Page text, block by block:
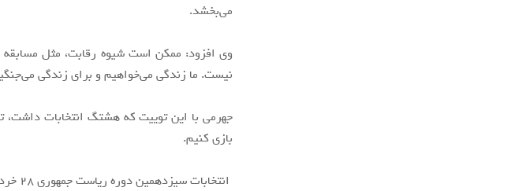
می‌بخشد.
‏وی افزود: ممکن است شیوه رقابت، مثل مسابقه
نیست. ما زندگی می‌خواهیم و برای زندگی
‏جهرمی با این توییت که هشتگ انتخابات داشت،
بازی کنیم.
انتخابات سیزدهمین دوره ریاست جمهوری ۲۸ خرداد برگزار می‌شود.⁧‫